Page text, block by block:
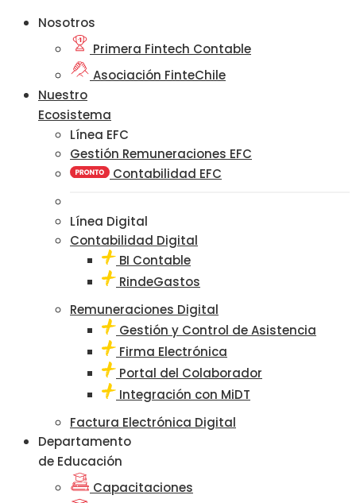
Nosotros
Primera Fintech Contable
Asociación FinteChile
Nuestro
Ecosistema
Línea EFC
Gestión Remuneraciones EFC
Contabilidad EFC
Línea Digital
Contabilidad Digital
BI Contable
RindeGastos
Remuneraciones Digital
Gestión y Control de Asistencia
Firma Electrónica
Portal del Colaborador
Integración con MiDT
Factura Electrónica Digital
Departamento
de Educación
Capacitaciones